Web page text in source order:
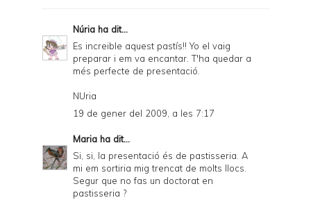
r
i
l
y
a
Núria ha dit...
Es increible aquest pastís!! Yo el vaig
preparar i em va encantar. T'ha quedar a
més perfecte de presentació.
NUria
19 de gener del 2009, a les 7:17
Maria ha dit...
Si, si, la presentació és de pastisseria. A
mi em sortiria mig trencat de molts llocs.
Segur que no fas un doctorat en
pastisseria ?